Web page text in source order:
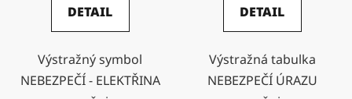
DETAIL
Výstražný symbol
NEBEZPEČÍ - ELEKTŘINA
DETAIL
Výstražná tabulka
NEBEZPEČÍ ÚRAZU